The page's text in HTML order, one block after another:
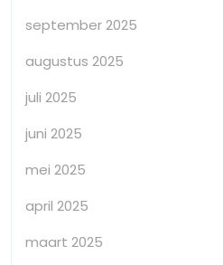
september 2025
augustus 2025
juli 2025
juni 2025
mei 2025
april 2025
maart 2025